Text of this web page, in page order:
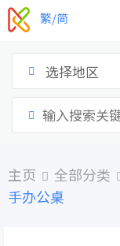
跳
到
繁/简
选择地区
主页 全部分类
手办公桌